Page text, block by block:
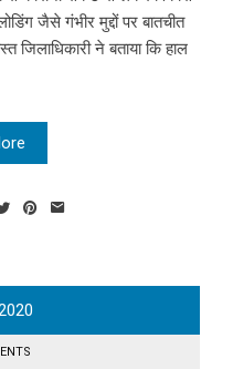
जैसे गंभीर मुद्दों पर बातचीत
जिलाधिकारी ने बताया कि हाल